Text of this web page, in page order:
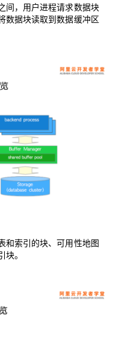
间，用户进程请求数据块
数据块读取到数据缓冲区
和索引的块、可用性地图
。